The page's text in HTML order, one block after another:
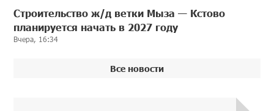
Строительство ж/д ветки Мыза — Кстово
планируется начать в 2027 году
Вчера, 16:34
Все новости